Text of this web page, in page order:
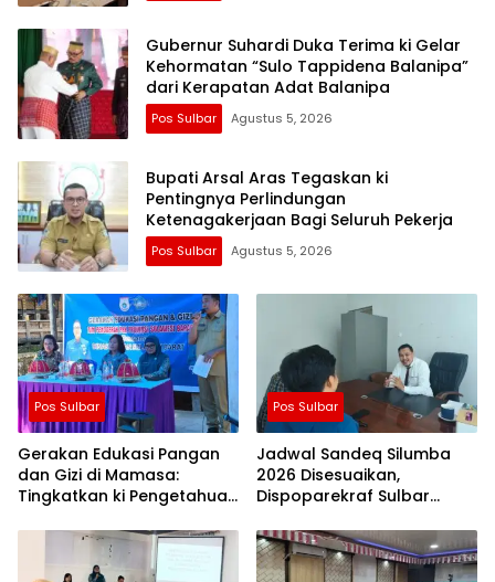
Gubernur Suhardi Duka Terima ki Gelar
Kehormatan “Sulo Tappidena Balanipa”
dari Kerapatan Adat Balanipa
Pos Sulbar Agustus 5, 2026
Bupati Arsal Aras Tegaskan ki
Pentingnya Perlindungan
Ketenagakerjaan Bagi Seluruh Pekerja
Pos Sulbar Agustus 5, 2026
Pos Sulbar
Gerakan Edukasi Pangan
dan Gizi di Mamasa:
Tingkatkan ki Pengetahuan
Keluarga dalam
Pemenuhan Gizi
Pos Sulbar
Jadwal Sandeq Silumba
2026 Disesuaikan,
Dispoparekraf Sulbar
Tetap Dimatangkan